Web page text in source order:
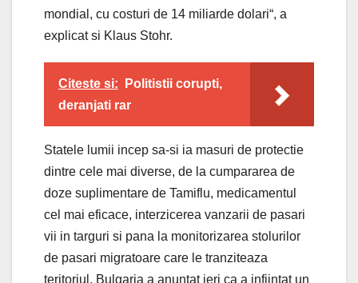
mondial, cu costuri de 14 miliarde dolari“, a
explicat si Klaus Stohr.
Citeste si:
Politistii corupti,
deranjati rar
Statele lumii incep sa-si ia masuri de protectie
dintre cele mai diverse, de la cumpararea de
doze suplimentare de Tamiflu, medicamentul
cel mai eficace, interzicerea vanzarii de pasari
vii in targuri si pana la monitorizarea stolurilor
de pasari migratoare care le tranziteaza
teritoriul. Bulgaria a anuntat ieri ca a infiintat un